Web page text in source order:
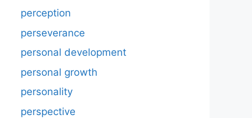
perception
perseverance
personal development
personal growth
personality
perspective